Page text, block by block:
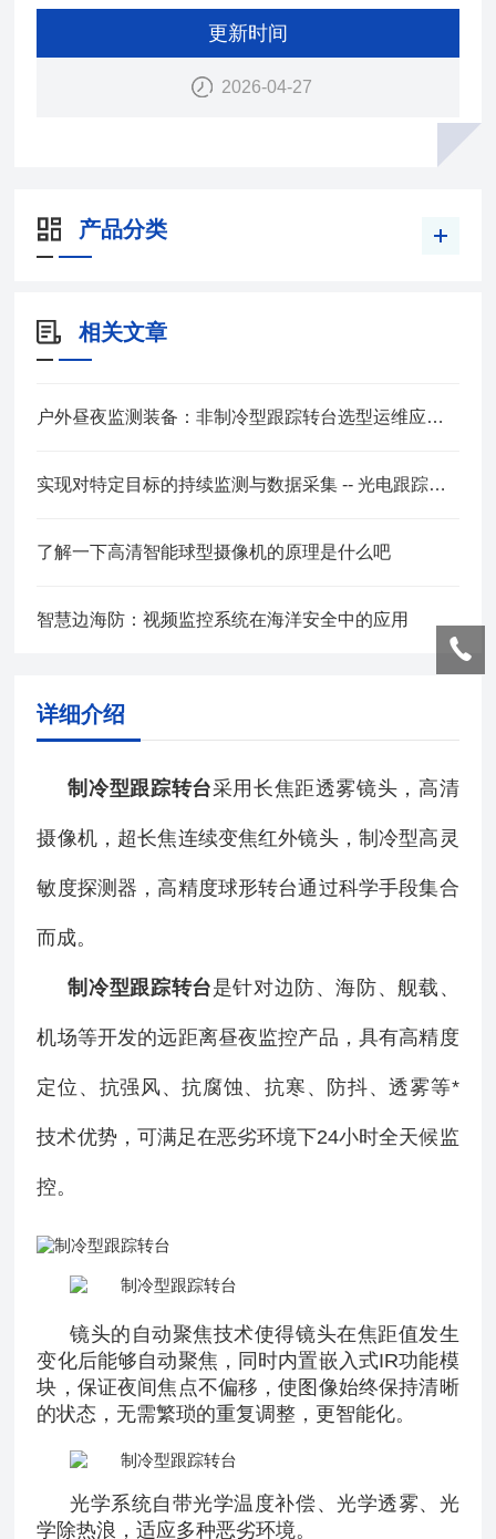
监控产品，具有高精度定位、抗强风、抗腐蚀、抗
寒、防抖、透雾等*技术优势，可满足在恶劣环境下2
4小时全天候监控。
更新时间
2026-04-27
产品分类
相关文章
户外昼夜监测装备：非制冷型跟踪转台选型运维应用指南
实现对特定目标的持续监测与数据采集 -- 光电跟踪转台选购要点
了解一下高清智能球型摄像机的原理是什么吧
智慧边海防：视频监控系统在海洋安全中的应用
详细介绍
制冷型跟踪转台采用长焦距透雾镜头，高清
摄像机，超长焦连续变焦红外镜头，制冷型高灵
敏度探测器，高精度球形转台通过科学手段集合
而成。
制冷型跟踪转台是针对边防、海防、舰载、
机场等开发的远距离昼夜监控产品，具有高精度
定位、抗强风、抗腐蚀、抗寒、防抖、透雾等*
技术优势，可满足在恶劣环境下24小时全天候监
控。
镜头的自动聚焦技术使得镜头在焦距值发生
变化后能够自动聚焦，同时内置嵌入式IR功能模
块，保证夜间焦点不偏移，使图像始终保持清晰
的状态，无需繁琐的重复调整，更智能化。
光学系统自带光学温度补偿、光学透雾、光
学除热浪，适应多种恶劣环境。